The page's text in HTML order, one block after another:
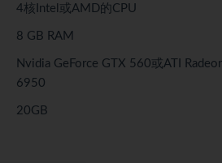
4核Intel或AMD的CPU
8 GB RAM
Nvidia GeForce GTX 560或ATI
6950
20GB